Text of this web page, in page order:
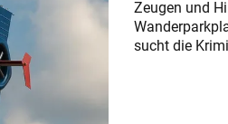
Zeugen und
sucht die